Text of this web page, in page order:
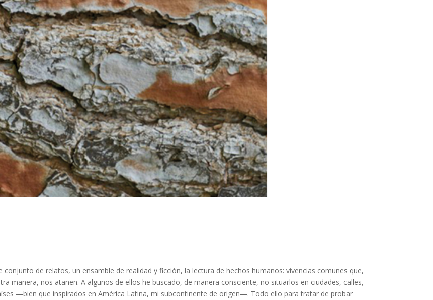
conjunto de relatos, un ensamble de realidad y ficción, la lectura de hechos humanos: vivencias comunes que,
manera, nos atañen. A algunos de ellos he buscado, de manera consciente, no situarlos en ciudades, calles,
—bien que inspirados en América Latina, mi subcontinente de origen—. Todo ello para tratar de probar